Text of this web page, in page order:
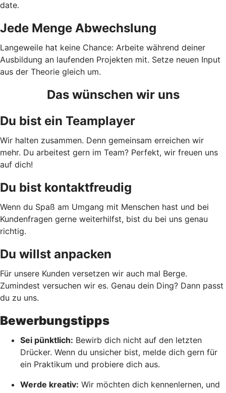
date.
Jede Menge Abwechslung
Langeweile hat keine Chance: Arbeite während deiner
Ausbildung an laufenden Projekten mit. Setze neuen Input
aus der Theorie gleich um.
Das wünschen wir uns
Du bist ein Teamplayer
Wir halten zusammen. Denn gemeinsam erreichen wir
mehr. Du arbeitest gern im Team? Perfekt, wir freuen uns
auf dich!
Du bist kontaktfreudig
Wenn du Spaß am Umgang mit Menschen hast und bei
Kundenfragen gerne weiterhilfst, bist du bei uns genau
richtig.
Du willst anpacken
Für unsere Kunden versetzen wir auch mal Berge.
Zumindest versuchen wir es. Genau dein Ding? Dann passt
du zu uns.
Bewerbungstipps
Sei pünktlich: Bewirb dich nicht auf den letzten
Drücker. Wenn du unsicher bist, melde dich gern für
ein Praktikum und probiere dich aus.
Werde kreativ: Wir möchten dich kennenlernen, und